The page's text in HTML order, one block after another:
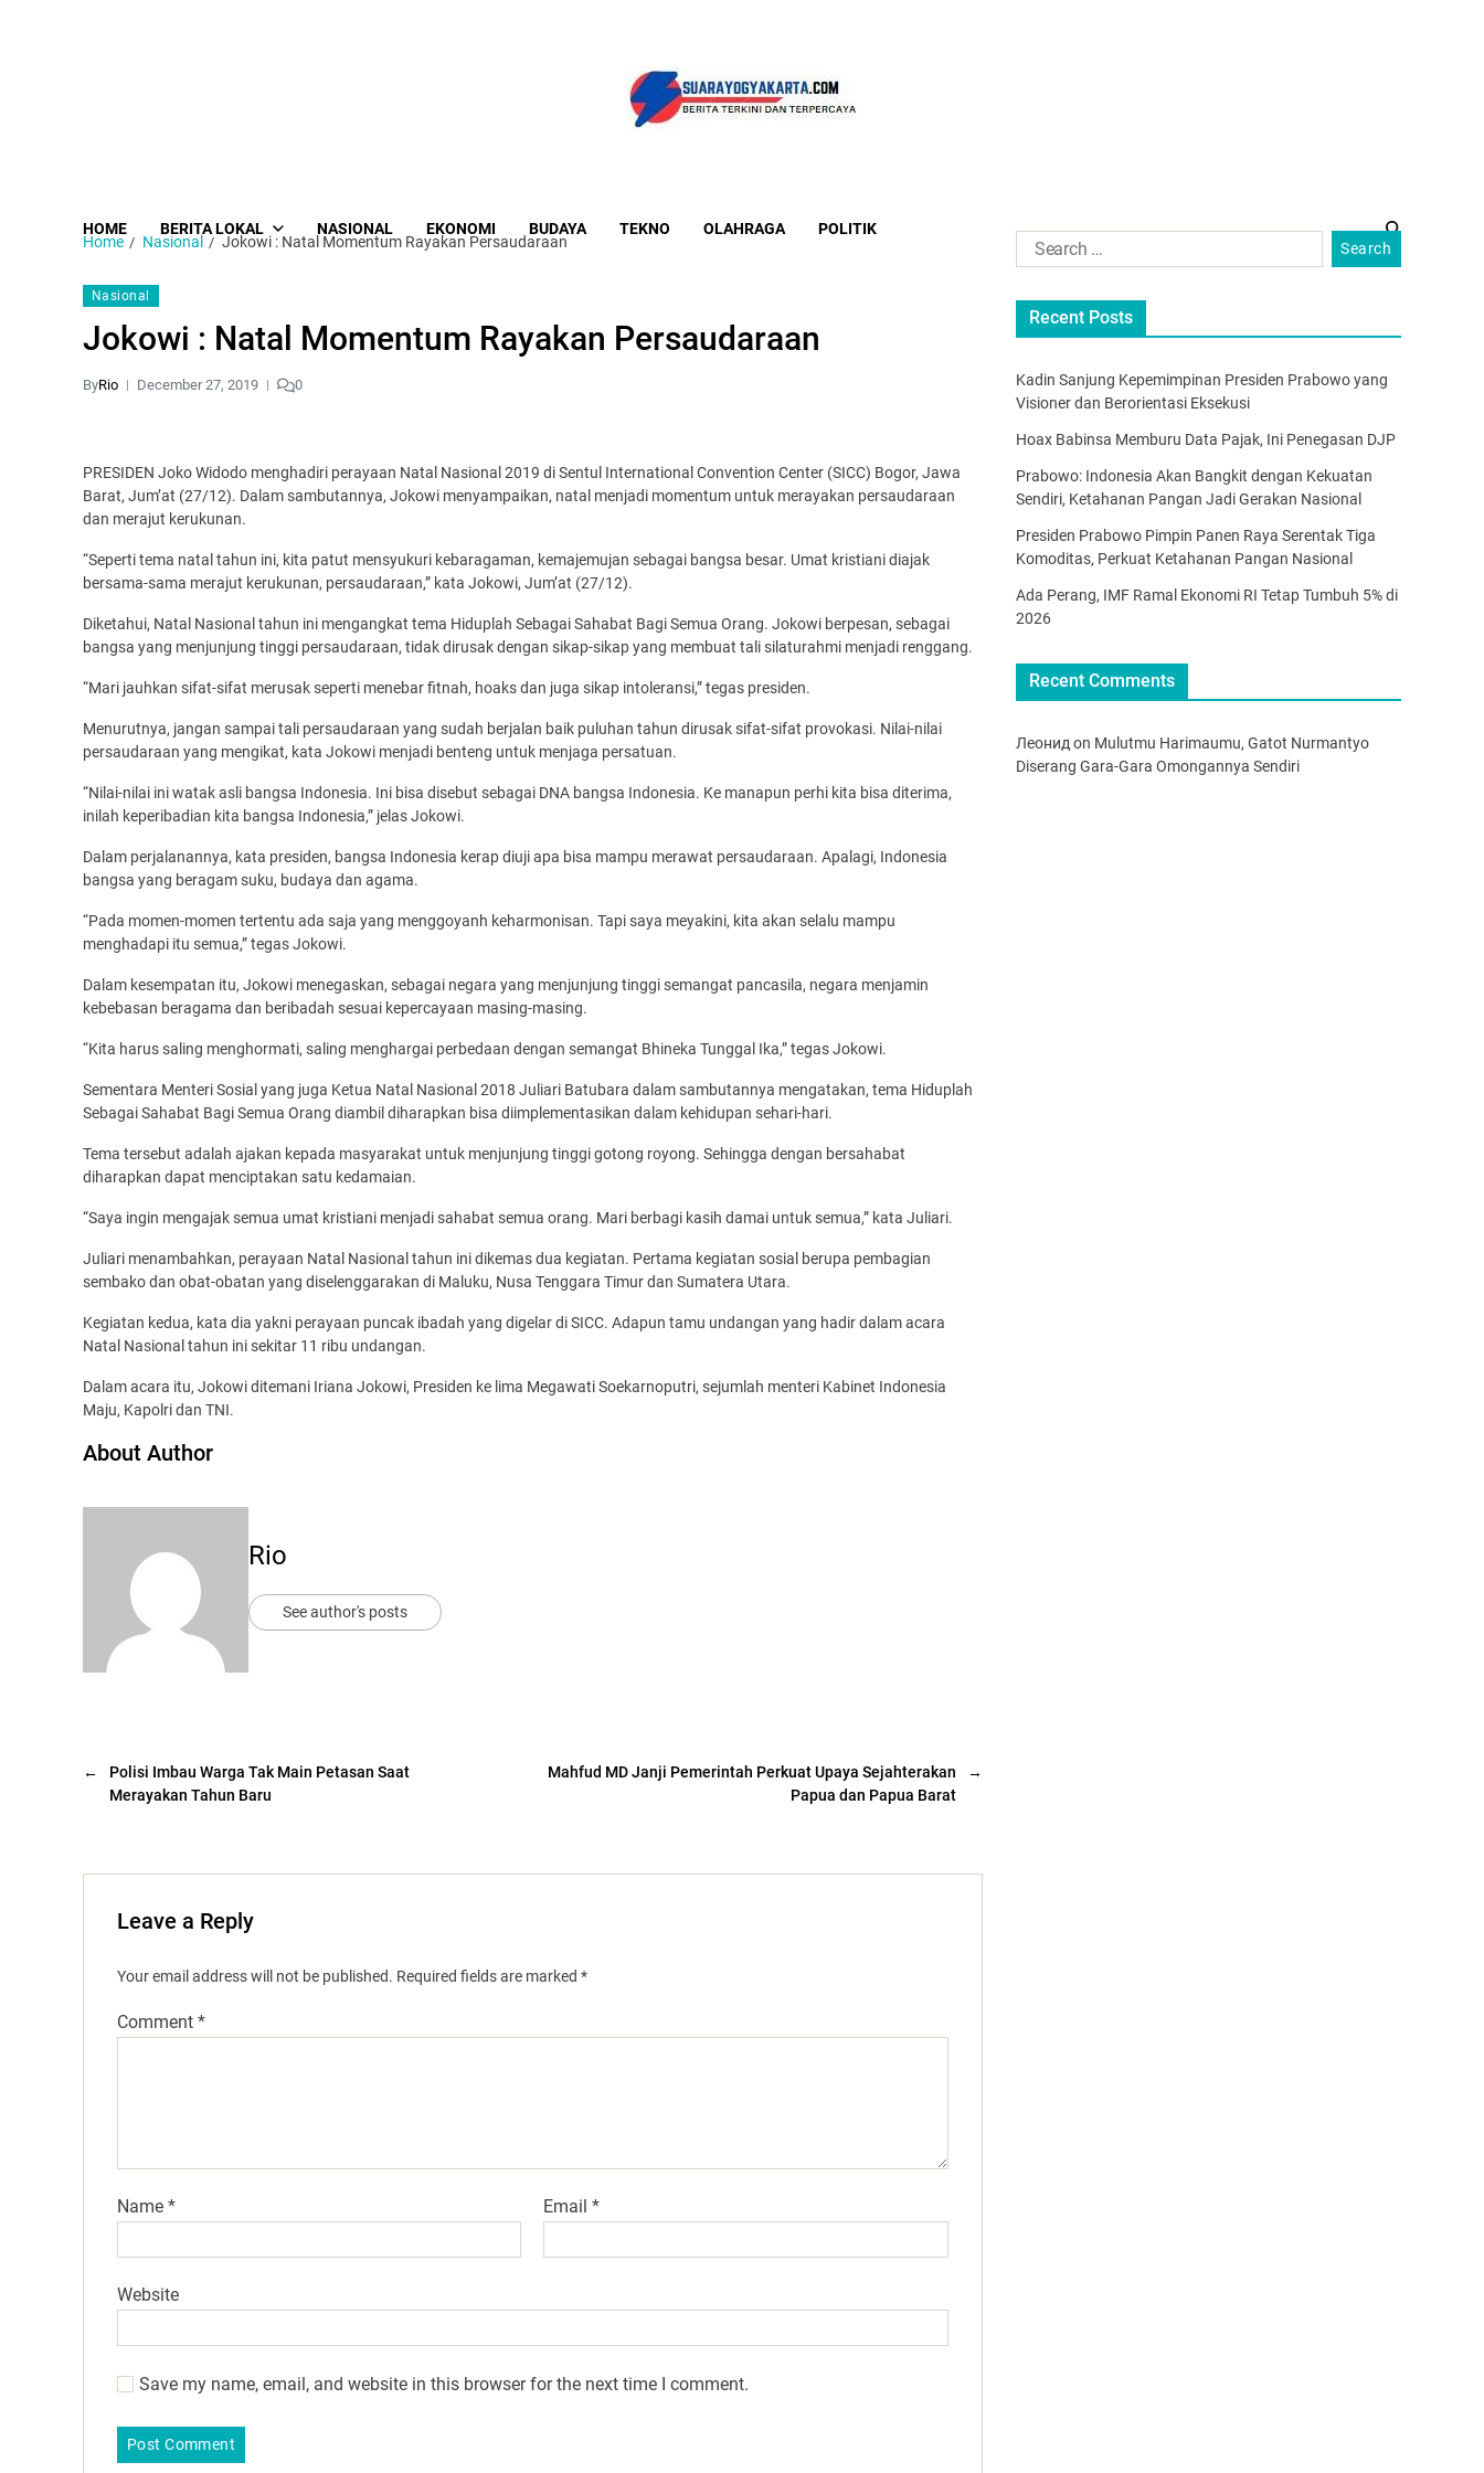
HOME BERITA LOKAL NASIONAL EKONOMI BUDAYA TEKNO OLAHRAGA POLITIK
Home Nasional Jokowi : Natal Momentum Rayakan Persaudaraan
Nasional
Jokowi : Natal Momentum Rayakan Persaudaraan
ByRio December 27, 2019 0
PRESIDEN Joko Widodo menghadiri perayaan Natal Nasional 2019 di Sentul International Convention Center (SICC) Bogor, Jawa
Barat, Jum’at (27/12). Dalam sambutannya, Jokowi menyampaikan, natal menjadi momentum untuk merayakan persaudaraan
dan merajut kerukunan.
“Seperti tema natal tahun ini, kita patut mensyukuri kebaragaman, kemajemujan sebagai bangsa besar. Umat kristiani diajak
bersama-sama merajut kerukunan, persaudaraan,” kata Jokowi, Jum’at (27/12).
Diketahui, Natal Nasional tahun ini mengangkat tema Hiduplah Sebagai Sahabat Bagi Semua Orang. Jokowi berpesan, sebagai
bangsa yang menjunjung tinggi persaudaraan, tidak dirusak dengan sikap-sikap yang membuat tali silaturahmi menjadi renggang.
“Mari jauhkan sifat-sifat merusak seperti menebar fitnah, hoaks dan juga sikap intoleransi,” tegas presiden.
Menurutnya, jangan sampai tali persaudaraan yang sudah berjalan baik puluhan tahun dirusak sifat-sifat provokasi. Nilai-nilai
persaudaraan yang mengikat, kata Jokowi menjadi benteng untuk menjaga persatuan.
“Nilai-nilai ini watak asli bangsa Indonesia. Ini bisa disebut sebagai DNA bangsa Indonesia. Ke manapun perhi kita bisa diterima,
inilah keperibadian kita bangsa Indonesia,” jelas Jokowi.
Dalam perjalanannya, kata presiden, bangsa Indonesia kerap diuji apa bisa mampu merawat persaudaraan. Apalagi, Indonesia
bangsa yang beragam suku, budaya dan agama.
“Pada momen-momen tertentu ada saja yang menggoyanh keharmonisan. Tapi saya meyakini, kita akan selalu mampu
menghadapi itu semua,” tegas Jokowi.
Dalam kesempatan itu, Jokowi menegaskan, sebagai negara yang menjunjung tinggi semangat pancasila, negara menjamin
kebebasan beragama dan beribadah sesuai kepercayaan masing-masing.
“Kita harus saling menghormati, saling menghargai perbedaan dengan semangat Bhineka Tunggal Ika,” tegas Jokowi.
Sementara Menteri Sosial yang juga Ketua Natal Nasional 2018 Juliari Batubara dalam sambutannya mengatakan, tema Hiduplah
Sebagai Sahabat Bagi Semua Orang diambil diharapkan bisa diimplementasikan dalam kehidupan sehari-hari.
Tema tersebut adalah ajakan kepada masyarakat untuk menjunjung tinggi gotong royong. Sehingga dengan bersahabat
diharapkan dapat menciptakan satu kedamaian.
“Saya ingin mengajak semua umat kristiani menjadi sahabat semua orang. Mari berbagi kasih damai untuk semua,” kata Juliari.
Juliari menambahkan, perayaan Natal Nasional tahun ini dikemas dua kegiatan. Pertama kegiatan sosial berupa pembagian
sembako dan obat-obatan yang diselenggarakan di Maluku, Nusa Tenggara Timur dan Sumatera Utara.
Kegiatan kedua, kata dia yakni perayaan puncak ibadah yang digelar di SICC. Adapun tamu undangan yang hadir dalam acara
Natal Nasional tahun ini sekitar 11 ribu undangan.
Dalam acara itu, Jokowi ditemani Iriana Jokowi, Presiden ke lima Megawati Soekarnoputri, sejumlah menteri Kabinet Indonesia
Maju, Kapolri dan TNI.
About Author
Rio
See author's posts
←
Polisi Imbau Warga Tak Main Petasan Saat
Merayakan Tahun Baru
→
Mahfud MD Janji Pemerintah Perkuat Upaya Sejahterakan
Papua dan Papua Barat
Leave a Reply
Your email address will not be published. Required fields are marked *
Comment *
Name * Email*
Website
Save my name, email, and website in this browser for the next time I comment.
Recent Posts
Kadin Sanjung Kepemimpinan Presiden Prabowo yang
Visioner dan Berorientasi Eksekusi
Hoax Babinsa Memburu Data Pajak, Ini Penegasan DJP
Prabowo: Indonesia Akan Bangkit dengan Kekuatan
Sendiri, Ketahanan Pangan Jadi Gerakan Nasional
Presiden Prabowo Pimpin Panen Raya Serentak Tiga
Komoditas, Perkuat Ketahanan Pangan Nasional
Ada Perang, IMF Ramal Ekonomi RI Tetap Tumbuh 5% di
2026
Recent Comments
Леонид on Mulutmu Harimaumu, Gatot Nurmantyo
Diserang Gara-Gara Omongannya Sendiri